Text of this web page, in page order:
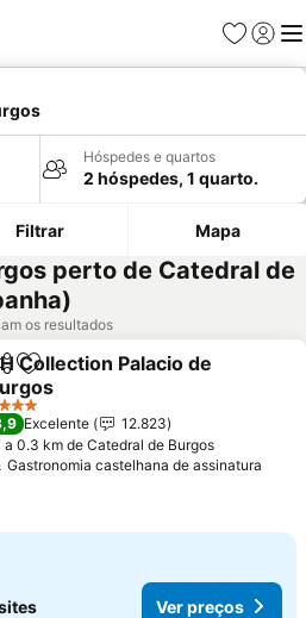
Favoritos
Iniciar
Hóspedes e quartos
2 hóspedes, 1 quarto.
Filtrar Mapa
perto de Catedral de
os resultados
Adicionar aos favoritos
Collection Palacio de
preços
Excelente
12.823
a 0.3 km de Catedral de Burgos
Gastronomia castelhana de assinatura
Ver preços